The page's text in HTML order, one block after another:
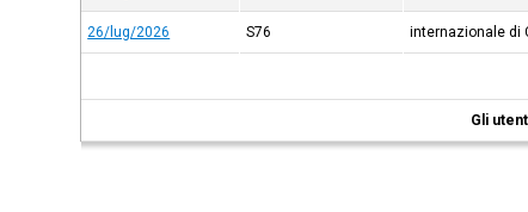
26/lug/2026 S76 internazionale di
Gli